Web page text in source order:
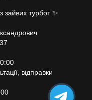
турбот ✨
відправки